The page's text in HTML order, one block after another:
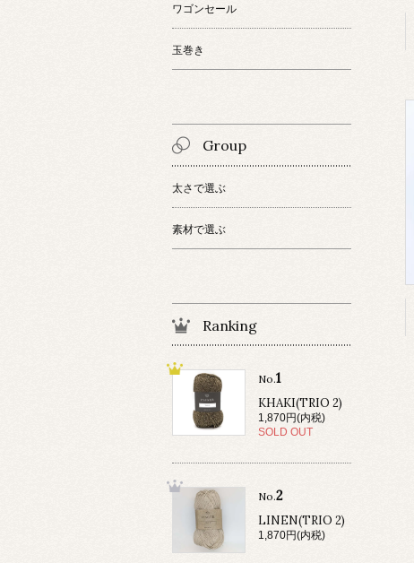
ワゴンセール
玉巻き
Group
太さで選ぶ
素材で選ぶ
Ranking
No.1
KHAKI(TRIO 2)
1,870円(内税)
SOLD OUT
No.2
LINEN(TRIO 2)
1,870円(内税)